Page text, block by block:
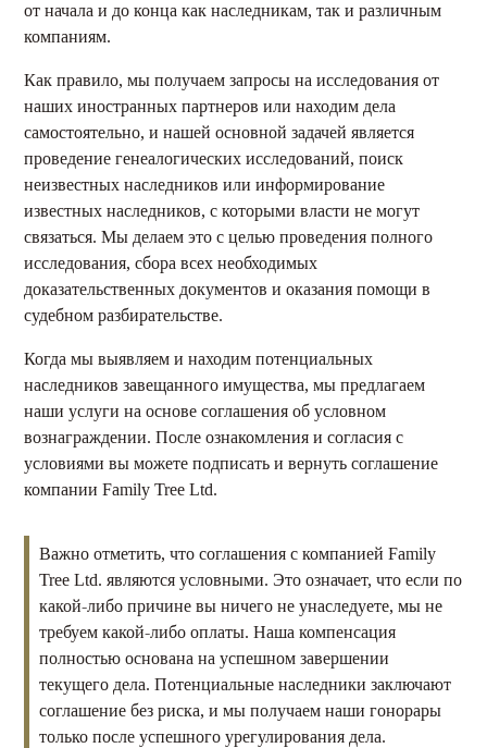
от начала и до конца как наследникам, так и различным
компаниям.
Как правило, мы получаем запросы на исследования от
наших иностранных партнеров или находим дела
самостоятельно, и нашей основной задачей является
проведение генеалогических исследований, поиск
неизвестных наследников или информирование
известных наследников, с которыми власти не могут
связаться. Мы делаем это с целью проведения полного
исследования, сбора всех необходимых
доказательственных документов и оказания помощи в
судебном разбирательстве.
Когда мы выявляем и находим потенциальных
наследников завещанного имущества, мы предлагаем
наши услуги на основе соглашения об условном
вознаграждении. После ознакомления и согласия с
условиями вы можете подписать и вернуть соглашение
компании Family Tree Ltd.
Важно отметить, что соглашения с компанией Family
Tree Ltd. являются условными. Это означает, что если по
какой-либо причине вы ничего не унаследуете, мы не
требуем какой-либо оплаты. Наша компенсация
полностью основана на успешном завершении
текущего дела. Потенциальные наследники заключают
соглашение без риска, и мы получаем наши гонорары
только после успешного урегулирования дела.